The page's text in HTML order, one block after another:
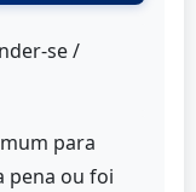
se /
para
pena ou foi